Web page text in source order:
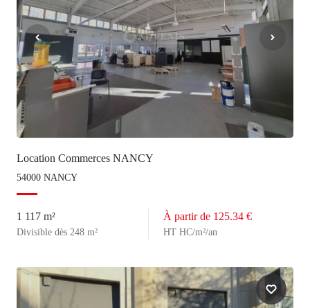
Location Commerces NANCY
54000 NANCY
1 117 m²
Divisible dès 248 m²
À partir de 125.34 €
HT HC/m²/an